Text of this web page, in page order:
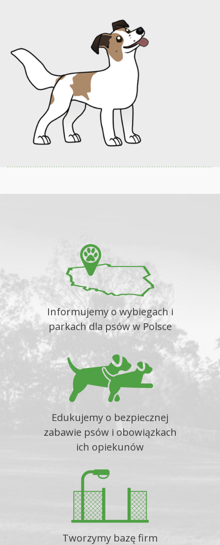
Informujemy o wybiegach i
parkach dla psów w Polsce
Edukujemy o bezpiecznej
zabawie psów i obowiązkach
ich opiekunów
Tworzymy bazę firm